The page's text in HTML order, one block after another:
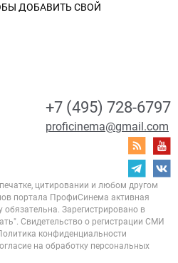
ДОБАВИТЬ СВОЙ
+7 (495) 728-6797
proficinema@gmail.com
цитировании и любом другом
портала ПрофиСинема активная
обязательна. Зарегистрировано в
Свидетельство о регистрации СМИ
конфиденциальности
на обработку персональных